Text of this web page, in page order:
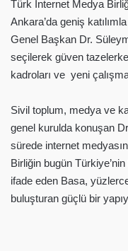
Türk İnternet Medya
Ankara’da geniş
Genel Başkan Dr.
seçilerek güven
kadroları ve yeni
Sivil toplum, medya ve
genel kurulda konuşan
sürede internet
Birliğin bugün
ifade eden Basa,
buluşturan güçlü bir